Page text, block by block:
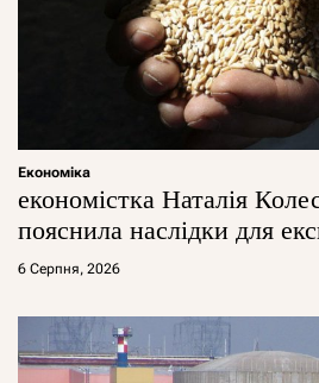
Економіка
економістка Наталія
пояснила наслідки для
6 Серпня, 2026